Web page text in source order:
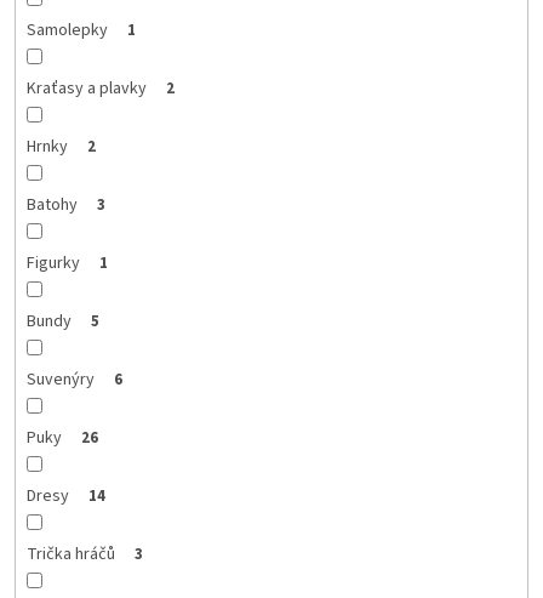
Samolepky 1
Kraťasy a plavky 2
Hrnky 2
Batohy 3
Figurky 1
Bundy 5
Suvenýry 6
Puky 26
Dresy 14
Trička hráčů 3